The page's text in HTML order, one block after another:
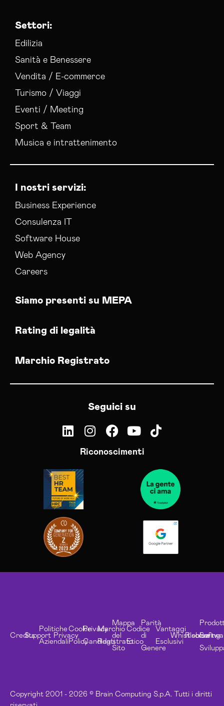
Settori:
Edilizia
Sanità e Benessere
Vendita / E-commerce
Turismo / Viaggi
Eventi / Meeting
Sport & Team
Musica e intrattenimento
I nostri servizi:
Business Experience
Consulenza IT
Software House
Web Agency
Careers
Siamo presenti su MEPA
Rating di legalità
Marchio Registrato
Seguici su
Riconoscimenti
Copyright 2001 - 2026 © Brain Computing S.p.A. Tutti i diritti
CreditsSupport
Politiche
Aziendali
Privacy
Cookie
Policy
Privacy
Candidati
Marchio
Registrato
Mappa
del
Sito
Codice
Etico
Parità
di
Genere
Vantaggi
Esclusivi
Whistleblowing
Risorse